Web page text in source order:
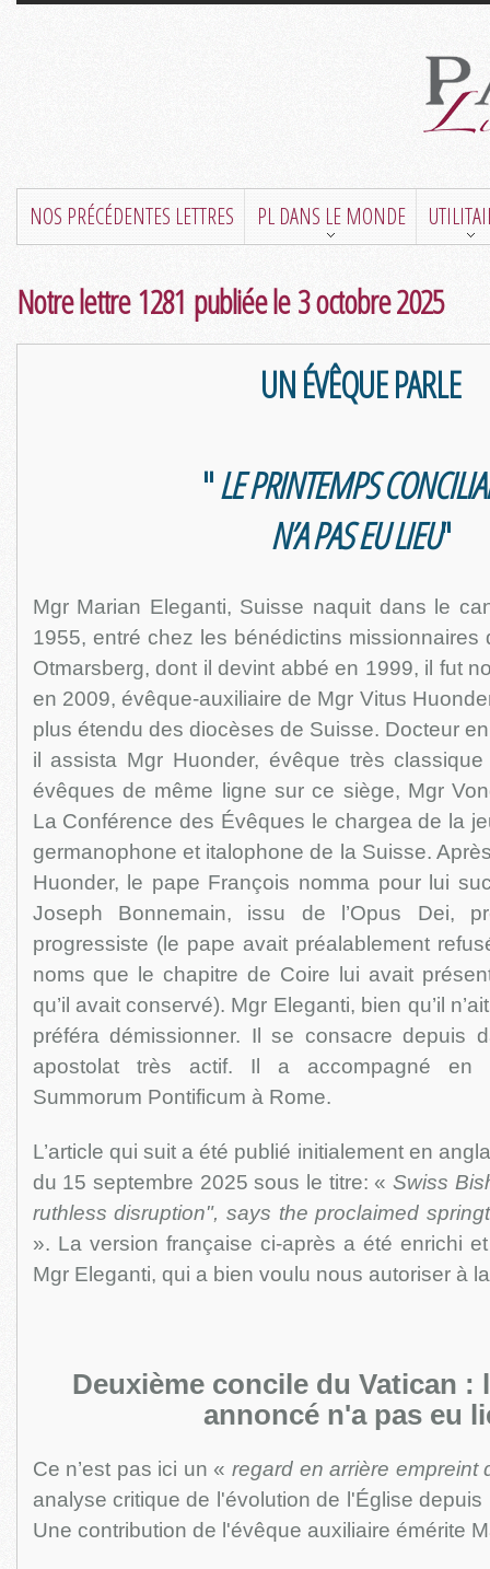
NOS PRÉCÉDENTES LETTRES PL DANS LE MONDE
Notre lettre 1281 publiée le 3 octobre 2025
UN ÉVÊQUE PARLE
"LE PRINTEMPS
N’A PAS EU LIEU"
Mgr Marian Eleganti, Suisse naquit dans le
1955, entré chez les bénédictins missionnaires
Otmarsberg, dont il devint abbé en 1999, il fut
en 2009, évêque-auxiliaire de Mgr Vitus
plus étendu des diocèses de Suisse. Docteur
il assista Mgr Huonder, évêque très
évêques de même ligne sur ce siège, Mgr
La Conférence des Évêques le chargea de la
germanophone et italophone de la Suisse.
Huonder, le pape François nomma pour lui
Joseph Bonnemain, issu de l’Opus Dei,
progressiste (le pape avait préalablement
noms que le chapitre de Coire lui avait
qu’il avait conservé). Mgr Eleganti, bien qu’il
préféra démissionner. Il se consacre depuis
apostolat très actif. Il a accompagné en
Summorum Pontificum à Rome.
L’article qui suit a été publié initialement en
du 15 septembre 2025 sous le titre: «Swiss
ruthless disruption", says the proclaimed
». La version française ci-après a été enrichi
Mgr Eleganti, qui a bien voulu nous autoriser à
Deuxième concile du Vatican :
annoncé n'a pas eu
Ce n’est pas ici un « regard en arrière empreint
analyse critique de l'évolution de l'Église
Une contribution de l'évêque auxiliaire émérite